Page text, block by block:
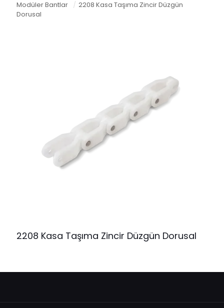
Modüler Bantlar / 2208 Kasa Taşıma Zincir Düzgün
Dorusal
2208 Kasa Taşıma Zincir Düzgün Dorusal